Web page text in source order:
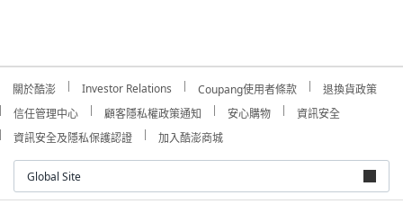
關於酷澎 Investor Relations Coupang使用者條款
退換貨政策
信任管理中心
顧客隱私權政策通知 安心購物
資訊安全
資訊安全及隱私保護認證
加入酷澎商城
Global Site